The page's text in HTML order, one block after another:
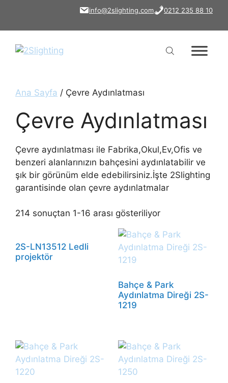
info@2slighting.com 0212 235 88 10
Ana Sayfa / Çevre Aydınlatması
Çevre Aydınlatması
Çevre aydınlatması ile Fabrika,Okul,Ev,Ofis ve
benzeri alanlarınızın bahçesini aydınlatabilir ve
şık bir görünüm elde edebilirsiniz.İşte 2Slighting
garantisinde olan çevre aydınlatmalar
214 sonuçtan 1-16 arası gösteriliyor
2S-LN13512 Ledli
projektör
Bahçe & Park
Aydınlatma Direği 2S-
1219